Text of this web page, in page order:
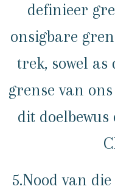
definieer
onsigbare
trek, sowel as
grense van
dit
5.Nood van